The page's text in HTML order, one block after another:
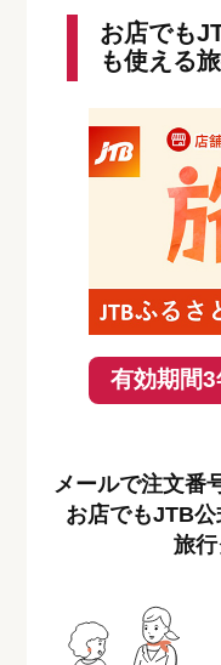
お店でも
も使える
有効期間3
メールで注文番
お店でもJTB
旅行